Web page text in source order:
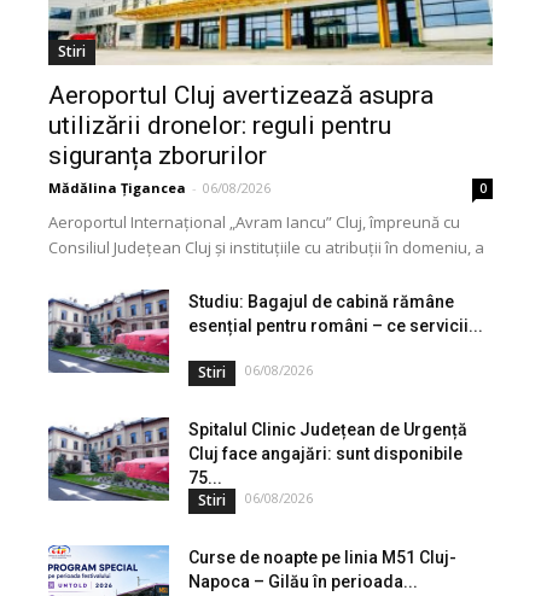
Stiri
Aeroportul Cluj avertizează asupra
utilizării dronelor: reguli pentru
siguranța zborurilor
Mădălina Țigancea - 06/08/2026 0
Aeroportul Internațional „Avram Iancu” Cluj, împreună cu
Consiliul Județean Cluj și instituțiile cu atribuții în domeniu, a
Studiu: Bagajul de cabină rămâne
esențial pentru români – ce servicii...
Stiri 06/08/2026
Spitalul Clinic Județean de Urgență
Cluj face angajări: sunt disponibile
75...
Stiri 06/08/2026
Curse de noapte pe linia M51 Cluj-
Napoca – Gilău în perioada...